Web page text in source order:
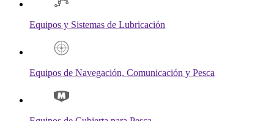
Equipos y Sistemas de Lubricación
Equipos de Navegación, Comunicación y Pesca